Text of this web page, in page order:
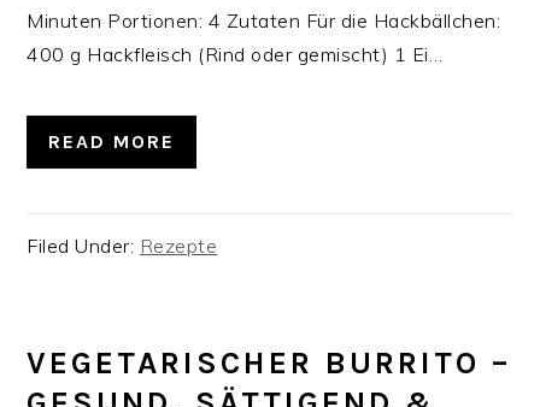
Minuten‍‍‍ Portionen: 4 Zutaten Für die Hackbällchen:
400 g Hackfleisch (Rind oder gemischt) 1 Ei…
READ MORE
Filed Under: Rezepte
VEGETARISCHER BURRITO –